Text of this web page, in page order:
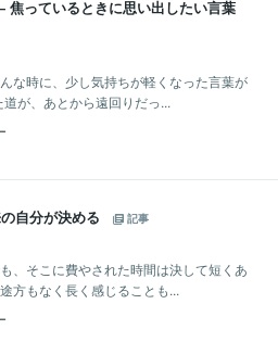
っているときに思い出したい言葉
な時に、少し気持ちが軽くなった言葉が
が、あとから遠回りだっ...
自分が決める
記事
、そこに費やされた時間は決して短くあ
方もなく長く感じることも...